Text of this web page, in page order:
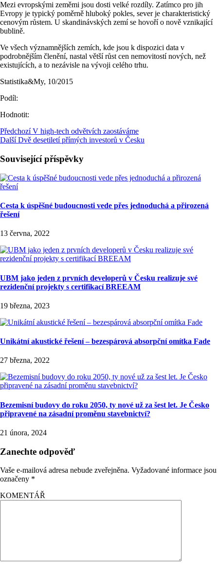
Mezi evropskými zeměmi jsou dosti velké rozdíly. Zatímco pro jih
Evropy je typický poměrně hluboký pokles, sever je charakteristický
cenovým růstem. U skandinávských zemí se hovoří o nově vznikající
bublině.
Ve všech významnějších zemích, kde jsou k dispozici data v
podrobnějším členění, nastal větší růst cen nemovitostí nových, než
existujících, a to nezávisle na vývoji celého trhu.
Statistika&My, 10/2015
Podíl:
Hodnotit:
Předchozí V high-tech odvětvích zaostáváme
Další Dvě desetiletí přímých investorů v Česku
Související příspěvky
Cesta k úspěšné budoucnosti vede přes jednoduchá a přirozená
řešení
13 června, 2022
UBM jako jeden z prvních developerů v Česku realizuje své
rezidenční projekty s certifikací BREEAM
19 března, 2023
Unikátní akustické řešení – bezespárová absorpční omítka Fade
27 března, 2022
Bezemisní budovy do roku 2050, ty nové už za šest let. Je Česko
připravené na zásadní proměnu stavebnictví?
21 února, 2024
Zanechte odpověď
Vaše e-mailová adresa nebude zveřejněna. Vyžadované informace jsou
označeny *
KOMENTÁŘ